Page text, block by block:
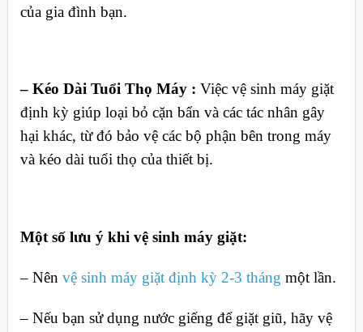
của gia đình bạn.
– Kéo Dài Tuổi Thọ Máy : Việc vệ sinh máy giặt
định kỳ giúp loại bỏ cặn bẩn và các tác nhân gây
hại khác, từ đó bảo vệ các bộ phận bên trong máy
và kéo dài tuổi thọ của thiết bị.
Một số lưu ý khi vệ sinh máy giặt:
– Nên vệ sinh máy giặt định kỳ 2-3 tháng một lần.
– Nếu bạn sử dụng nước giếng để giặt giũ, hãy vệ